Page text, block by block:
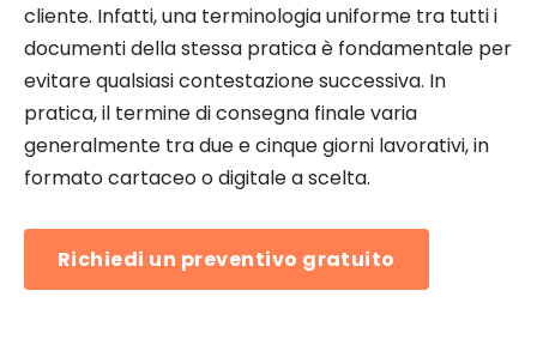
cliente. Infatti, una terminologia uniforme tra tutti i
documenti della stessa pratica è fondamentale per
evitare qualsiasi contestazione successiva. In
pratica, il termine di consegna finale varia
generalmente tra due e cinque giorni lavorativi, in
formato cartaceo o digitale a scelta.
Richiedi un preventivo gratuito